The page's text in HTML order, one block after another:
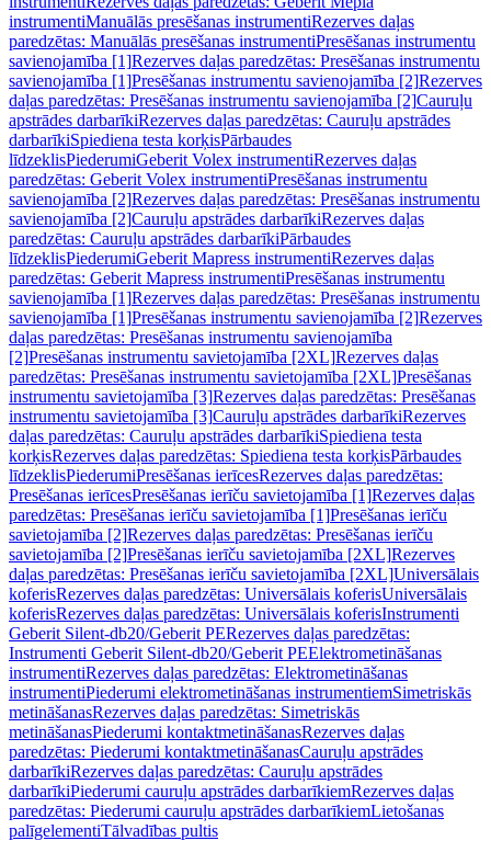
instrumentiManuālās presēšanas instrumentiRezerves daļas
paredzētas: Manuālās presēšanas instrumentiPresēšanas instrumentu
savienojamība [1]Rezerves daļas paredzētas: Presēšanas instrumentu
savienojamība [1]Presēšanas instrumentu savienojamība [2]Rezerves
daļas paredzētas: Presēšanas instrumentu savienojamība [2]Cauruļu
apstrādes darbarīkiRezerves daļas paredzētas: Cauruļu apstrādes
darbarīkiSpiediena testa korķisPārbaudes
līdzeklisPiederumiGeberit Volex instrumentiRezerves daļas
paredzētas: Geberit Volex instrumentiPresēšanas instrumentu
savienojamība [2]Rezerves daļas paredzētas: Presēšanas instrumentu
savienojamība [2]Cauruļu apstrādes darbarīkiRezerves daļas
paredzētas: Cauruļu apstrādes darbarīkiPārbaudes
līdzeklisPiederumiGeberit Mapress instrumentiRezerves daļas
paredzētas: Geberit Mapress instrumentiPresēšanas instrumentu
savienojamība [1]Rezerves daļas paredzētas: Presēšanas instrumentu
savienojamība [1]Presēšanas instrumentu savienojamība [2]Rezerves
daļas paredzētas: Presēšanas instrumentu savienojamība
[2]Presēšanas instrumentu savietojamība [2XL]Rezerves daļas
paredzētas: Presēšanas instrumentu savietojamība [2XL]Presēšanas
instrumentu savietojamība [3]Rezerves daļas paredzētas: Presēšanas
instrumentu savietojamība [3]Cauruļu apstrādes darbarīkiRezerves
daļas paredzētas: Cauruļu apstrādes darbarīkiSpiediena testa
korķisRezerves daļas paredzētas: Spiediena testa korķisPārbaudes
līdzeklisPiederumiPresēšanas ierīcesRezerves daļas paredzētas:
Presēšanas ierīcesPresēšanas ierīču savietojamība [1]Rezerves daļas
paredzētas: Presēšanas ierīču savietojamība [1]Presēšanas ierīču
savietojamība [2]Rezerves daļas paredzētas: Presēšanas ierīču
savietojamība [2]Presēšanas ierīču savietojamība [2XL]Rezerves
daļas paredzētas: Presēšanas ierīču savietojamība [2XL]Universālais
koferisRezerves daļas paredzētas: Universālais koferisUniversālais
koferisRezerves daļas paredzētas: Universālais koferisInstrumenti
Geberit Silent-db20/Geberit PERezerves daļas paredzētas:
Instrumenti Geberit Silent-db20/Geberit PEElektrometināšanas
instrumentiRezerves daļas paredzētas: Elektrometināšanas
instrumentiPiederumi elektrometināšanas instrumentiemSimetriskās
metināšanasRezerves daļas paredzētas: Simetriskās
metināšanasPiederumi kontaktmetināšanasRezerves daļas
paredzētas: Piederumi kontaktmetināšanasCauruļu apstrādes
darbarīkiRezerves daļas paredzētas: Cauruļu apstrādes
darbarīkiPiederumi cauruļu apstrādes darbarīkiemRezerves daļas
paredzētas: Piederumi cauruļu apstrādes darbarīkiemLietošanas
palīgelementiTālvadības pultis